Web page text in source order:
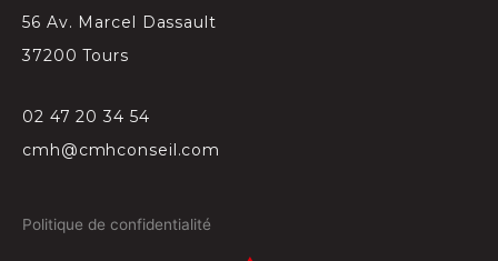
56 Av. Marcel Dassault
37200 Tours
02 47 20 34 54
cmh@cmhconseil.com
Politique de confidentialité